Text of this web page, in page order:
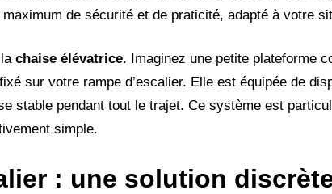
de sécurité et de praticité, adapté à votre
chaise élévatrice. Imaginez une petite plateforme
sur votre rampe d’escalier. Elle est équipée de
stable pendant tout le trajet. Ce système est
simple.
: une solution